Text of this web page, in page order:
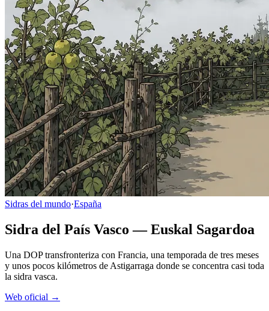
Sidras del mundo·España
Sidra del País Vasco — Euskal Sagardoa
Una DOP transfronteriza con Francia, una temporada de tres meses
y unos pocos kilómetros de Astigarraga donde se concentra casi toda
la sidra vasca.
Web oficial →